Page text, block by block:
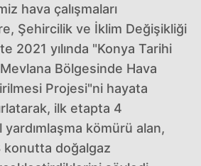
hava çalışmaları
Şehircilik ve İklim Değişikliği
2021 yılında "Konya Tarihi
Bölgesinde Hava
Projesi"ni hayata
ilk etapta 4
kömürü alan,
konutta doğalgaz